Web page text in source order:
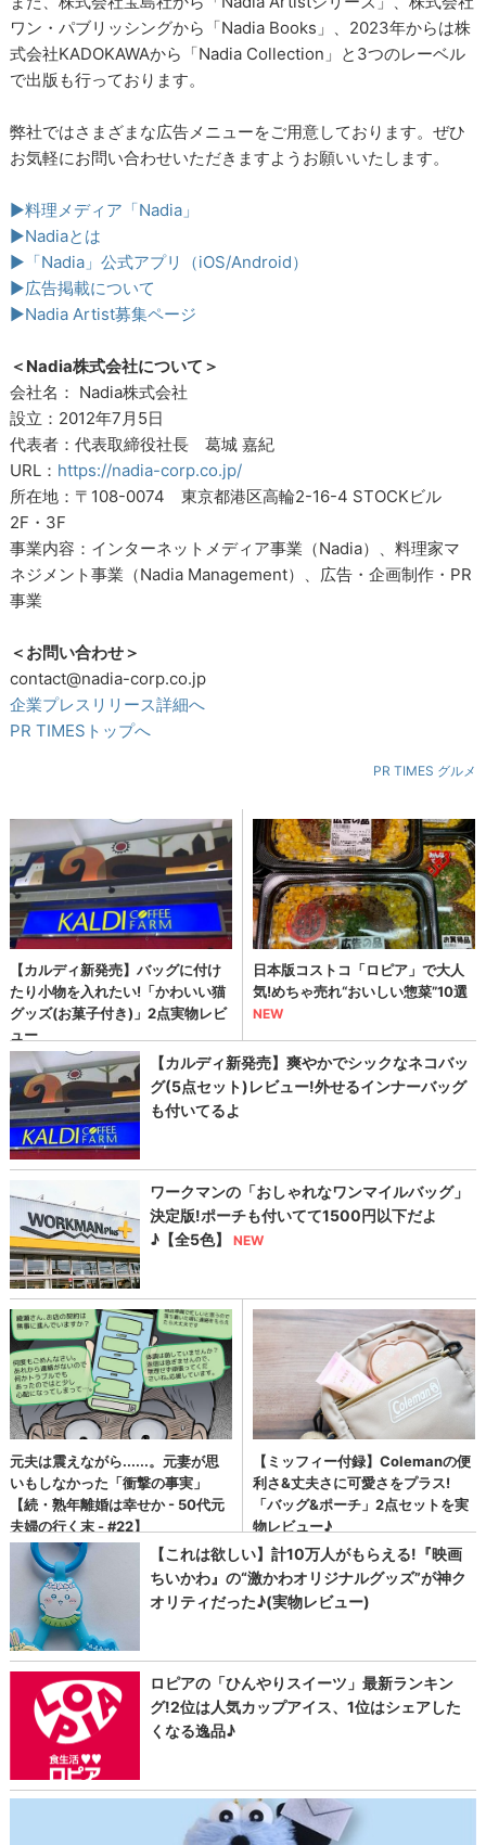
ワン・パブリッシングから「Nadia Books」、2023年からは株
式会社KADOKAWAから「Nadia Collection」と3つのレーベル
で出版も行っております。
弊社ではさまざまな広告メニューをご用意しております。ぜひ
お気軽にお問い合わせいただきますようお願いいたします。
▶料理メディア「Nadia」
▶Nadiaとは
▶「Nadia」公式アプリ（iOS/Android）
▶広告掲載について
▶Nadia Artist募集ページ
＜Nadia株式会社について＞
会社名： Nadia株式会社
設立：2012年7月5日
代表者：代表取締役社長 葛城 嘉紀
URL： https://nadia-corp.co.jp/
所在地：〒108-0074 東京都港区高輪2-16-4 STOCKビル
2F・3F
事業内容：インターネットメディア事業（Nadia）、料理家マ
ネジメント事業（Nadia Management）、広告・企画制作・PR
事業
＜お問い合わせ＞
contact@nadia-corp.co.jp
企業プレスリリース詳細へ
PR TIMESトップへ
PR TIMES グルメ